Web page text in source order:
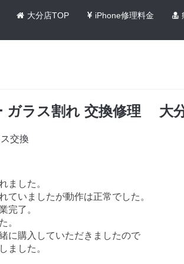
大分店TOP iPhone修理料金
ガラス割れ 交換修理 大
交換
ました。
ていましたが動作は正常でした。
完了。
。
に購入していただきましたので
ました。